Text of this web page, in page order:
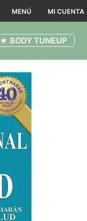
MENÚ MI CUENTA
★ BODY TUNEUP